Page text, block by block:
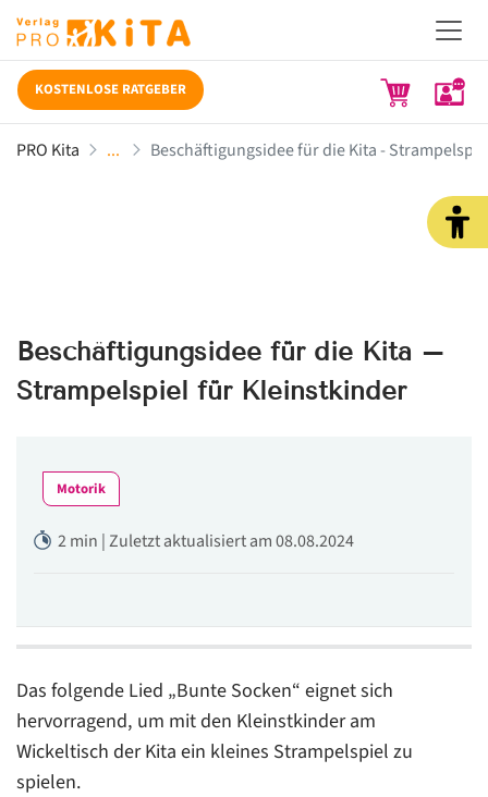
KOSTENLOSE RATGEBER
PRO Kita Beschäftigungsidee für die Kita -
Beschäftigungsidee für die Kita –
Strampelspiel für Kleinstkinder
Motorik
2 min | Zuletzt aktualisiert am 08.08.2024
Das folgende Lied „Bunte Socken“ eignet sich
hervorragend, um mit den Kleinstkinder am
Wickeltisch der Kita ein kleines Strampelspiel zu
spielen.